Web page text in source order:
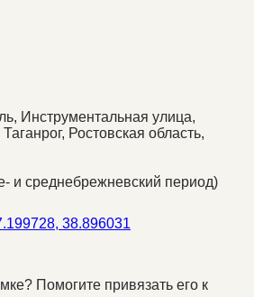
Инструментальная улица,
Таганрог, Ростовская область,
и среднебрежневский период)
38.896031
Помогите привязать его к